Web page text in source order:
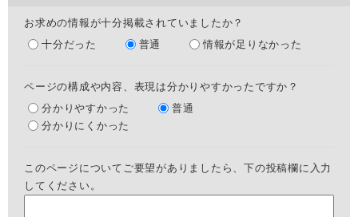
お求めの情報が十分掲載されていましたか？
十分だった
普通 情報が足りなかった
ページの構成や内容、表現は分かりやすかったですか？
分かりやすかった
普通
分かりにくかった
このページについてご要望がありましたら、下の投稿欄に入力
してください。